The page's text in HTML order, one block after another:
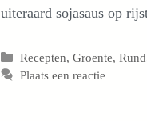
uiteraard sojasaus op
Categorieën
Recepten,Groente,Rund
Plaats een reactie